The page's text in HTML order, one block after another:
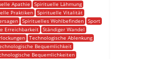
Apathie
Spirituelle Lähmung
Praktiken Spirituelle Vitalität
Spirituelles Wohlbefinden
Sport
Erreichbarkeit Ständiger Wandel
Technologische Ablenkung
Bequemlichkeit
Bequemlichkeiten